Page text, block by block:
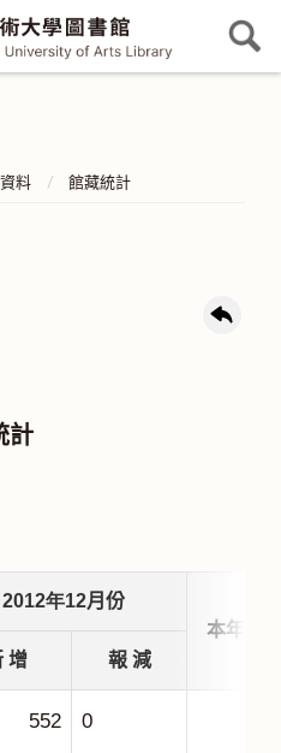
料 館藏統計
計
2012年12月份
本年度
增
報 減
552 0